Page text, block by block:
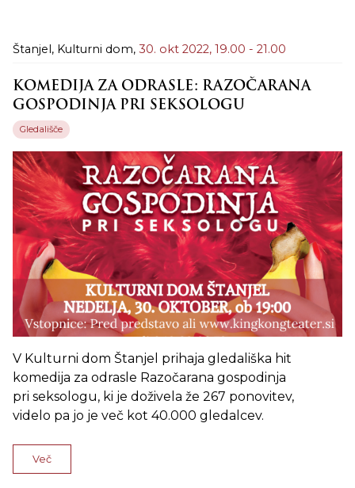
Štanjel, Kulturni dom, 30. okt 2022, 19.00 - 21.00
KOMEDIJA ZA ODRASLE: RAZOČARANA
GOSPODINJA PRI SEKSOLOGU
Gledališče
V Kulturni dom Štanjel prihaja gledališka hit
komedija za odrasle Razočarana gospodinja
pri seksologu, ki je doživela že 267 ponovitev,
videlo pa jo je več kot 40.000 gledalcev.
Več